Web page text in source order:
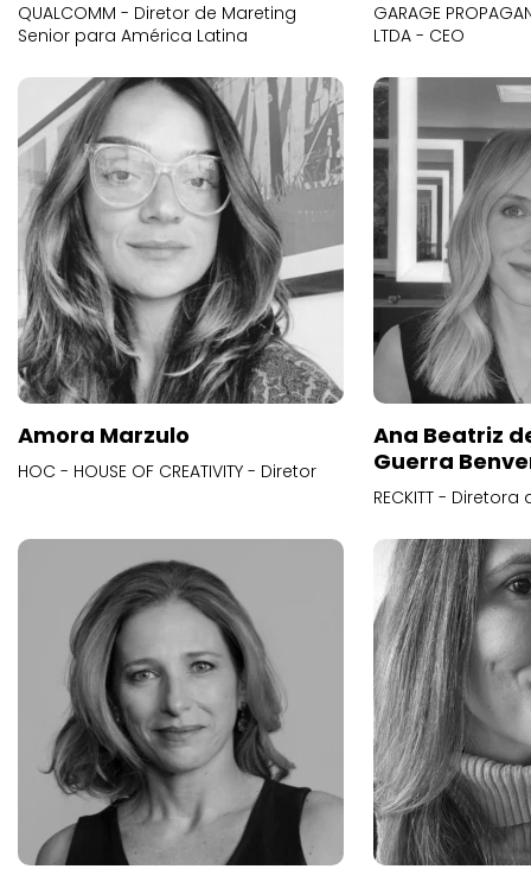
QUALCOMM - Diretor de Mareting
Senior para América Latina
GARAGE
LTDA - CEO
Amora Marzulo
HOC - HOUSE OF CREATIVITY - Diretor
Ana Beatriz
Guerra
RECKITT -